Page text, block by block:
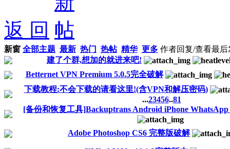
返 回
新窗 全部主题 最新 热门 热帖 精华 更多 作者回复/查看最后
建了个群,想加的就进来吧!
Betternet VPN Premium 5.0.5完全破解
下载教程:不会下载的请看这里!(含VPN和解压密码)
...23456..81
[备份和恢复工具]Backuptrans Android iPhone WhatsApp
Adobe Photoshop CS6 完整版破解